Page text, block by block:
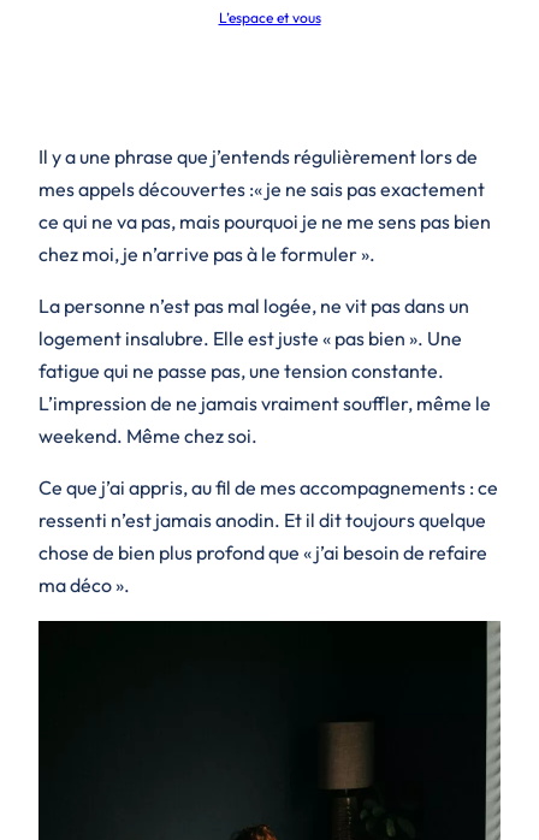
L’espace et vous
Il y a une phrase que j’entends régulièrement lors de
mes appels découvertes :« je ne sais pas exactement
ce qui ne va pas, mais pourquoi je ne me sens pas bien
chez moi, je n’arrive pas à le formuler ».
La personne n’est pas mal logée, ne vit pas dans un
logement insalubre. Elle est juste « pas bien ». Une
fatigue qui ne passe pas, une tension constante.
L’impression de ne jamais vraiment souffler, même le
weekend. Même chez soi.
Ce que j’ai appris, au fil de mes accompagnements : ce
ressenti n’est jamais anodin. Et il dit toujours quelque
chose de bien plus profond que « j’ai besoin de refaire
ma déco ».